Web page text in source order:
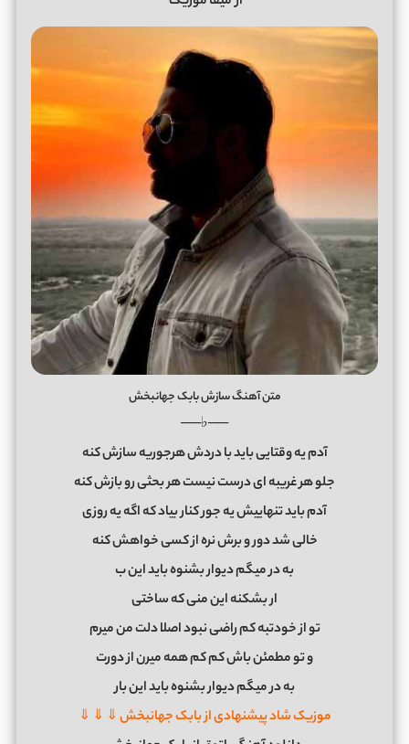
متن آهنگ سازش بابک جهانبخش
──♭──
آدم یه وقتایی باید با دردش هرجوریه سازش کنه
جلو هر غریبه ای درست نیست هر بحثی رو بازش کنه
آدم باید تنهاییش یه جور کنار بیاد که اگه یه روزی
خالی شد دور و برش نره از کسی خواهش کنه
به در میگم دیوار بشنوه باید این ب
ار بشکنه این منی که ساختی
تو از خودتبه کم راضی نبود اصلا دلت من میرم
و تو مطمئن باش کم کم همه میرن از دورت
به در میگم دیوار بشنوه باید این بار
موزیک شاد پیشنهادی از بابک جهانبخش ⇓ ⇓ ⇓